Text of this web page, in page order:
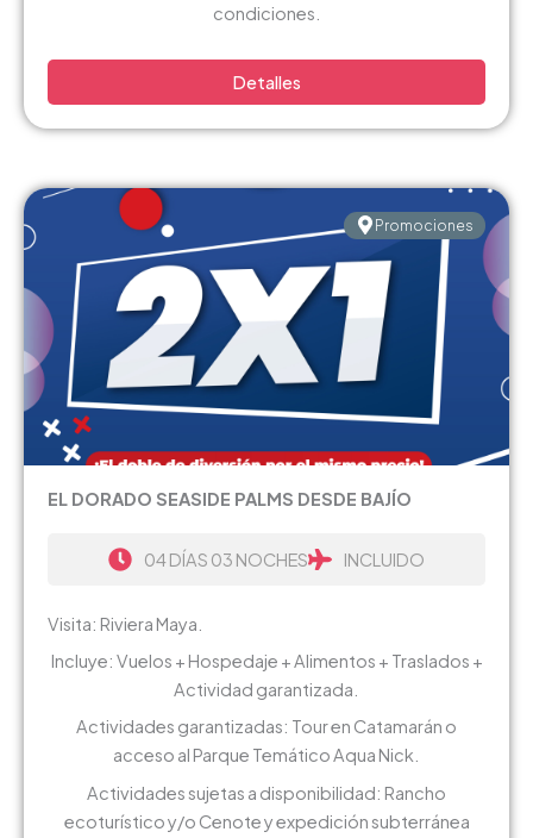
condiciones.
Detalles
Promociones
EL DORADO SEASIDE PALMS DESDE BAJÍO
04 DÍAS 03 NOCHES INCLUIDO
Visita: Riviera Maya.
Incluye: Vuelos + Hospedaje + Alimentos + Traslados +
Actividad garantizada.
Actividades garantizadas: Tour en Catamarán o
acceso al Parque Temático Aqua Nick.
Actividades sujetas a disponibilidad: Rancho
ecoturístico y/o Cenote y expedición subterránea